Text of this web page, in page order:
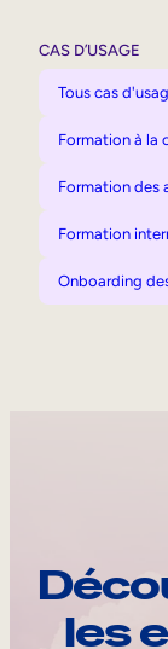
CAS D’USAGE
Tous cas
Formation à la
Formation des
Formation
Onboarding
les